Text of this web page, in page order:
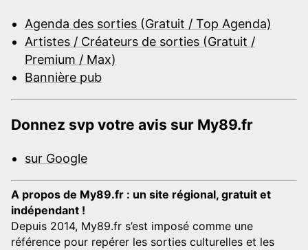
Agenda des sorties (Gratuit / Top Agenda)
Artistes / Créateurs de sorties (Gratuit /
Premium / Max)
Bannière pub
Donnez svp votre avis sur My89.fr
sur Google
A propos de My89.fr : un site régional, gratuit et
indépendant !
Depuis 2014, My89.fr s’est imposé comme une
référence pour repérer les sorties culturelles et les